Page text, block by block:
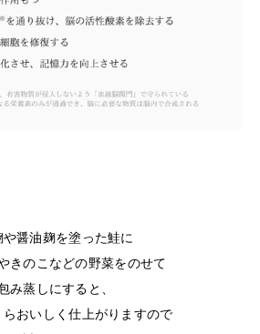
や醤油麹を塗った鮭に
きのこなどの野菜をのせて
み蒸しにすると、
おいしく仕上がりますので